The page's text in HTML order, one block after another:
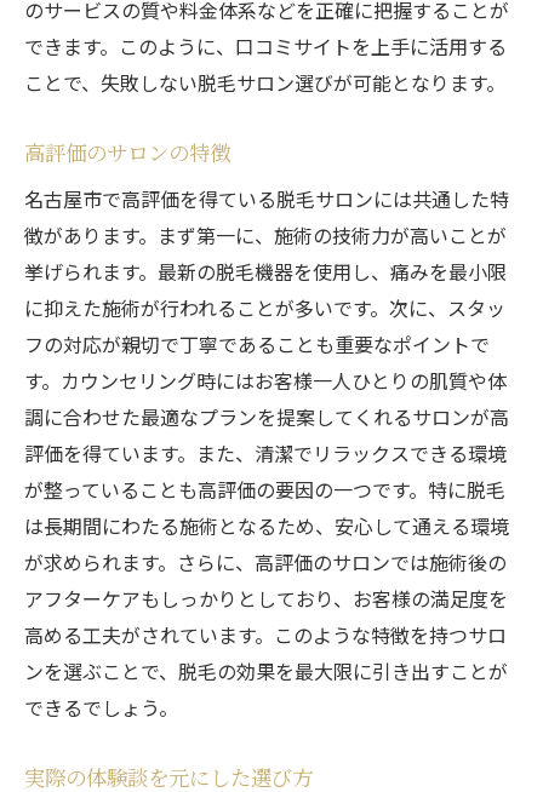
のサービスの質や料金体系などを正確に把握することが
できます。このように、口コミサイトを上手に活用する
ことで、失敗しない脱毛サロン選びが可能となります。
高評価のサロンの特徴
名古屋市で高評価を得ている脱毛サロンには共通した特
徴があります。まず第一に、施術の技術力が高いことが
挙げられます。最新の脱毛機器を使用し、痛みを最小限
に抑えた施術が行われることが多いです。次に、スタッ
フの対応が親切で丁寧であることも重要なポイントで
す。カウンセリング時にはお客様一人ひとりの肌質や体
調に合わせた最適なプランを提案してくれるサロンが高
評価を得ています。また、清潔でリラックスできる環境
が整っていることも高評価の要因の一つです。特に脱毛
は長期間にわたる施術となるため、安心して通える環境
が求められます。さらに、高評価のサロンでは施術後の
アフターケアもしっかりとしており、お客様の満足度を
高める工夫がされています。このような特徴を持つサロ
ンを選ぶことで、脱毛の効果を最大限に引き出すことが
できるでしょう。
実際の体験談を元にした選び方